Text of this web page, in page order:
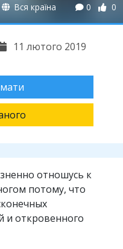
Вся країна 0 0
11 лютого 2019
отношусь к
потому, что
и откровенного